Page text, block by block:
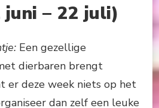
– 22 juli)
Een gezellige
dierbaren brengt
er deze week niets op het
dan zelf een leuke